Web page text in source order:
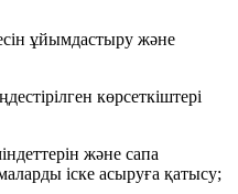
ұйымдастыру және
көрсеткіштері
және сапа
іске асыруға қатысу;